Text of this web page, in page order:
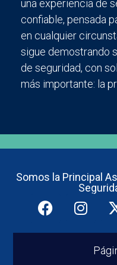
una experiencia de
confiable, pensada
en cualquier
sigue demostrando
de seguridad, con
más importante: la
Somos la Principal